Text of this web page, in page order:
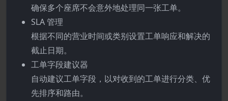
确保多个座席不会意外地处理同一张工单。
SLA 管理
根据不同的营业时间或类别设置工单响应和解决的
截止日期。
工单字段建议器
自动建议工单字段，以对收到的工单进行分类、优
先排序和路由。